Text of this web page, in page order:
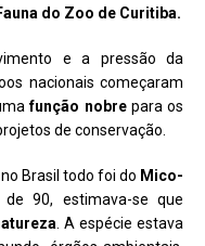
do Zoo de Curitiba.
e a pressão da
nacionais começaram
função nobrepara os
de conservação.
Brasil todo foi do Mico-
90, estimava-se que
. A espécie estava